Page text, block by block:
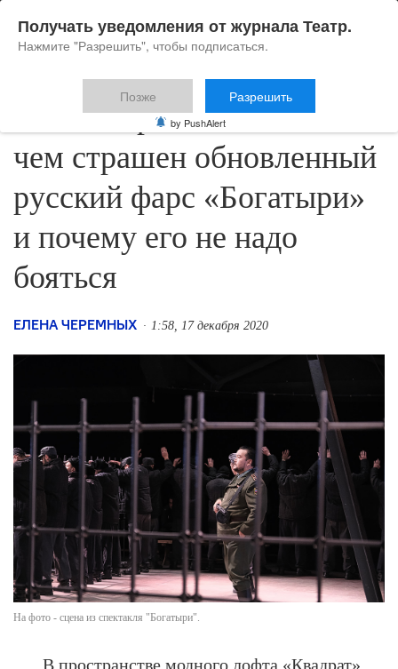
Елена Черемных о том,
чем страшен обновленный
русский фарс «Богатыри»
и почему его не надо
бояться
ЕЛЕНА ЧЕРЕМНЫХ 1:58, 17 декабря 2020
На фото - сцена из спектакля "Богатыри".
В пространстве модного лофта «Квадрат»
Получать уведомления от журнала Театр.
Нажмите "Разрешить", чтобы подписаться.
Позже Разрешить
by PushAlert